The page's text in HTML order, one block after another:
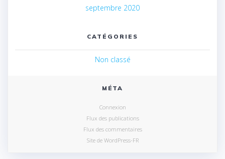
septembre 2020
CATÉGORIES
Non classé
MÉTA
Connexion
Flux des publications
Flux des commentaires
Site de WordPress-FR